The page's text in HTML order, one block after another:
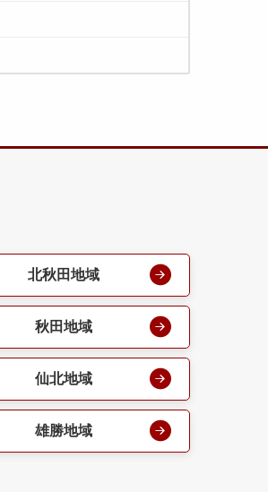
北秋田地域
秋田地域
仙北地域
雄勝地域